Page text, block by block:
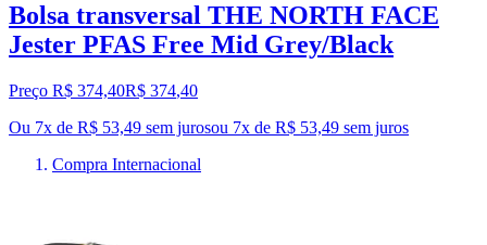
Bolsa transversal THE NORTH FACE
Jester PFAS Free Mid Grey/Black
Preço R$ 374,40R$ 374,40
Ou 7x de R$ 53,49 sem jurosou 7x de R$ 53,49 sem juros
Compra Internacional